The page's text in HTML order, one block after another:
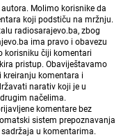
Molimo korisnike da
koji podstiču na mržnju.
radiosarajevo.ba, zbog
ima pravo i obavezu
korisniku čiji komentari
pristup. Obaviještavamo
komentara i
narativ koji je u
načelima.
komentare bez
sistem prepoznavanja
u komentarima.